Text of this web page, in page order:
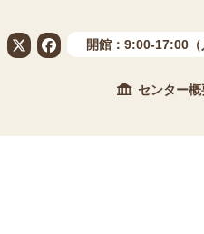
公益財団法人 石川県埋蔵文化財
開館：9:00-17:00
センター概